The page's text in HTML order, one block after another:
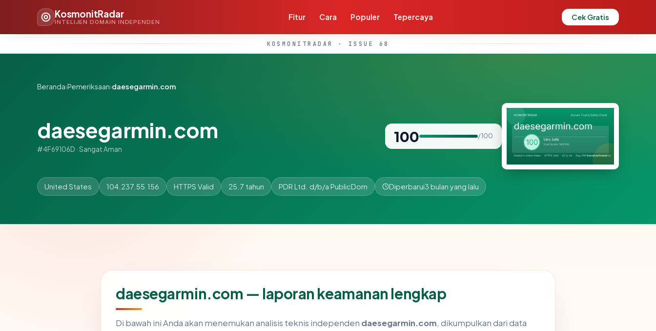
KosmonitRadar
INTELIJEN DOMAIN INDEPENDEN
Fitur Cara Populer Tepercaya Cek Gratis
KOSMONITRADAR · ISSUE 68
Beranda›Pemeriksaan›daesegarmin.com
daesegarmin.com
#4F69106D · Sangat Aman
100 / 100
United States 104.237.55.156 HTTPS Valid 25.7 tahun PDR Ltd. d/b/a PublicDom Diperbarui3 bulan yang lalu
daesegarmin.com — laporan keamanan lengkap
Di bawah ini Anda akan menemukan analisis teknis independen daesegarmin.com, dikumpulkan dari data